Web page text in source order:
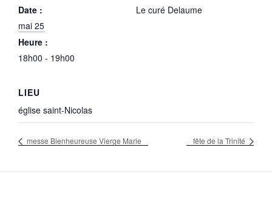
Date :
mai 25
Heure :
18h00 - 19h00
Le curé Delaume
LIEU
église saint-Nicolas
messe Bienheureuse Vierge Marie fête de la Trinité